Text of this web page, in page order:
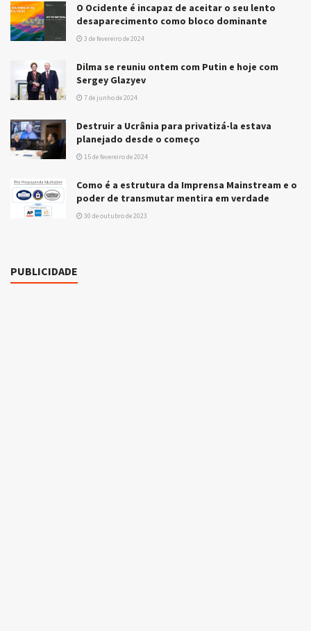
O Ocidente é incapaz de aceitar o seu lento
desaparecimento como bloco dominante
3 de fevereiro de 2024
Dilma se reuniu ontem com Putin e hoje com
Sergey Glazyev
7 de junho de 2024
Destruir a Ucrânia para privatizá-la estava
planejado desde o começo
15 de fevereiro de 2024
Como é a estrutura da Imprensa Mainstream e o
poder de transmutar mentira em verdade
30 de outubro de 2023
PUBLICIDADE